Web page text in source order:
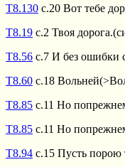
Т8.130 с.20 Вот тебе
Т8.19 с.2 Твоя
Т8.56 с.7 И без ошибки
Т8.60 с.18
Т8.85 с.11 Но
Т8.85 с.11 Но
Т8.94 с.15 Пусть порою